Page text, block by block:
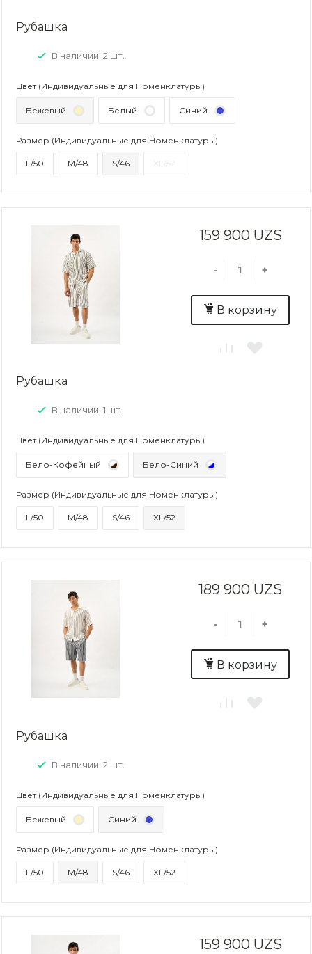
Рубашка
В наличии: 2 шт.
Цвет (Индивидуальные для Номенклатуры)
Бежевый Белый Синий
Размер (Индивидуальные для Номенклатуры)
L/50 M/48 S/46
159 900 UZS
- +
В корзину
Рубашка
В наличии: 1 шт.
Цвет (Индивидуальные для Номенклатуры)
Бело-Кофейный Бело-Синий
Размер (Индивидуальные для Номенклатуры)
L/50 M/48 S/46 XL/52
189 900 UZS
- +
В корзину
Рубашка
В наличии: 2 шт.
Цвет (Индивидуальные для Номенклатуры)
Бежевый Синий
Размер (Индивидуальные для Номенклатуры)
L/50 M/48 S/46 XL/52
159 900 UZS